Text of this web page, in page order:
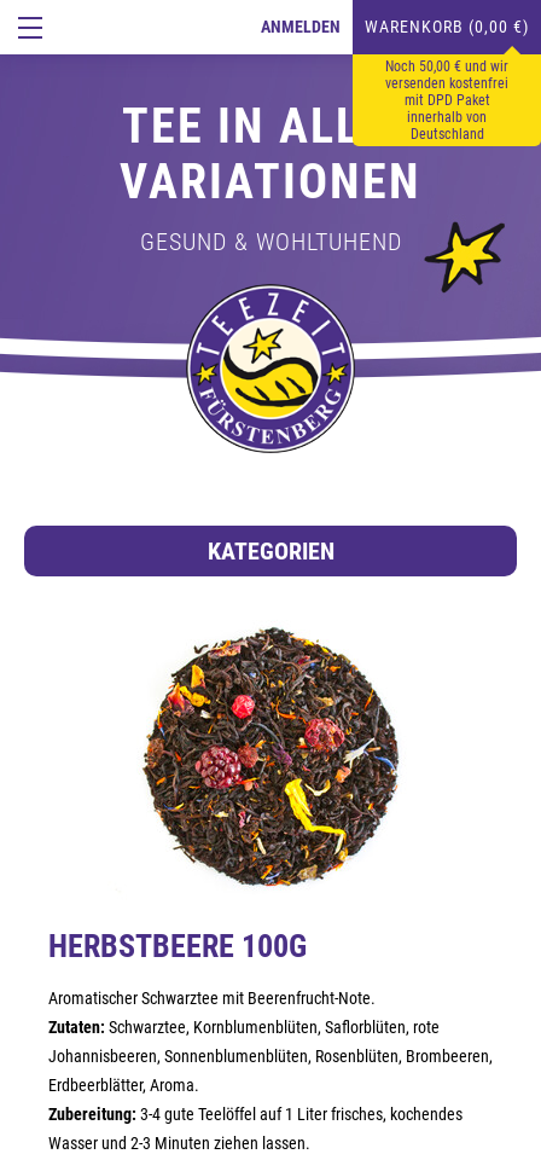
ANMELDEN WARENKORB (0,00 €)
Noch 50,00 € und wir
versenden kostenfrei
mit DPD Paket
innerhalb von
Deutschland
TEE IN ALLEN
VARIATIONEN
GESUND & WOHLTUHEND
KATEGORIEN
HERBSTBEERE 100G
Aromatischer Schwarztee mit Beerenfrucht-Note.
Zutaten: Schwarztee, Kornblumenblüten, Saflorblüten, rote
Johannisbeeren, Sonnenblumenblüten, Rosenblüten, Brombeeren,
Erdbeerblätter, Aroma.
Zubereitung: 3-4 gute Teelöffel auf 1 Liter frisches, kochendes
Wasser und 2-3 Minuten ziehen lassen.